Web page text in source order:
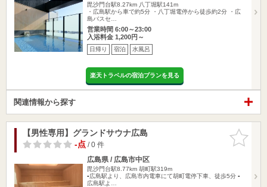
毘沙門台駅8.27km 八丁堀駅141m
・広島駅から車で約5分 ・八丁堀電停から徒歩約2分 ・広
島バスセ…
営業時間 6:00～23:00
入浴料金 1,200円～
日帰り 宿泊 水風呂
楽天トラベルの宿泊プランを見る
関連情報から探す
お気に入
りに追加
【男性専用】グランドサウナ広島
-点/ 0 件
広島県 / 広島市中区
毘沙門台駅8.77km 胡町駅319m
▪︎広島駅より、広島市内電車にて胡町電停下車、徒歩5分 ▪
広島駅よ…